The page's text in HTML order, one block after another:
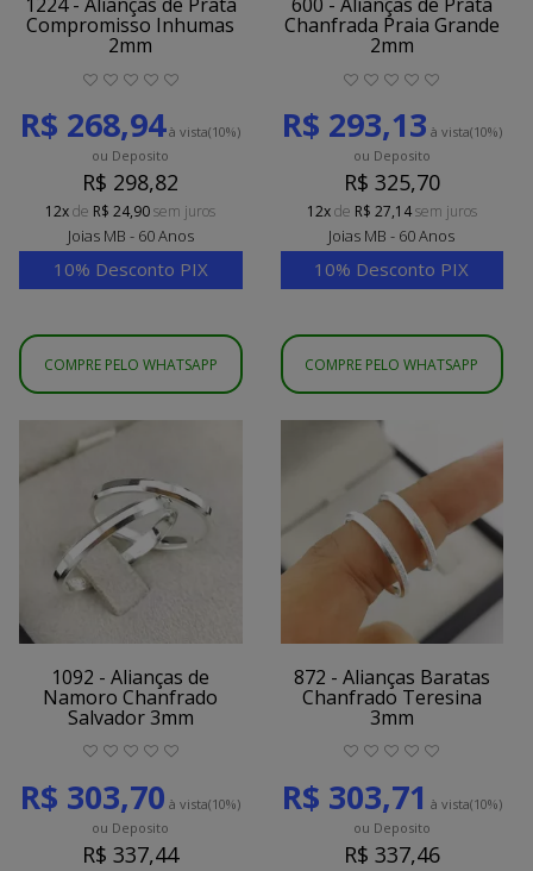
Compromisso Inhumas
2mm
R$ 268,94à vista(10%)
ou Deposito
R$ 298,82
12xde R$ 24,90sem juros
Joias MB - 60 Anos
10% Desconto PIX
COMPRE PELO WHATSAPP
Chanfrada Praia Grande
2mm
R$ 293,13 à vista(10%)
ou Deposito
R$ 325,70
12xde R$ 27,14sem juros
Joias MB - 60 Anos
10% Desconto PIX
COMPRE PELO WHATSAPP
1092 - Alianças de
Namoro Chanfrado
Salvador 3mm
R$ 303,70 à vista(10%)
ou Deposito
R$ 337,44
872 - Alianças Baratas
Chanfrado Teresina
3mm
R$ 303,71 à vista(10%)
ou Deposito
R$ 337,46